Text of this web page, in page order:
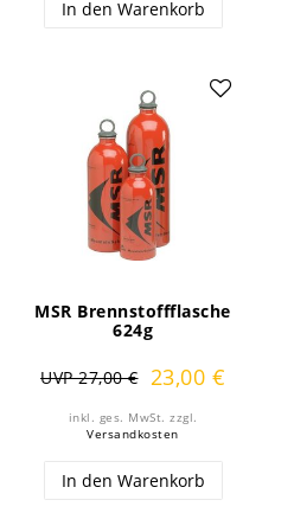
In den Warenkorb
MSR Brennstoffflasche
624g
UVP 27,00 € 23,00 €
inkl. ges. MwSt. zzgl.
Versandkosten
In den Warenkorb